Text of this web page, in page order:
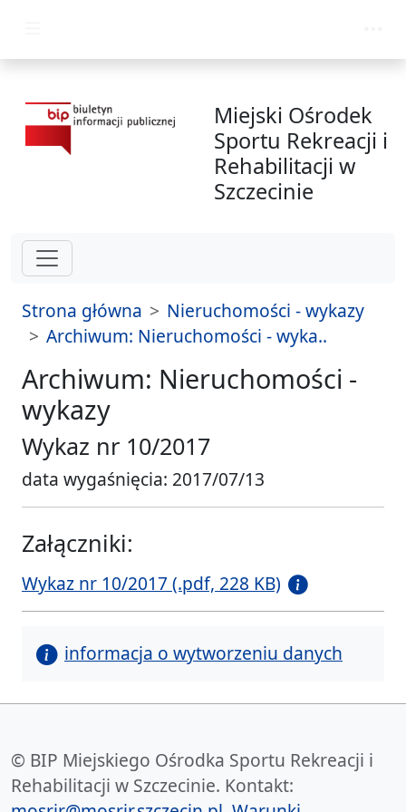
Miejski Ośrodek
Sportu Rekreacji i
Rehabilitacji w
Szczecinie
Strona główna
Nieruchomości - wykazy
Archiwum: Nieruchomości - wyka..
Archiwum: Nieruchomości -
wykazy
Wykaz nr 10/2017
data wygaśnięcia: 2017/07/13
Załączniki:
Wykaz nr 10/2017 (.pdf, 228 KB)
informacja o wytworzeniu danych
© BIP Miejskiego Ośrodka Sportu Rekreacji i
Rehabilitacji w Szczecinie. Kontakt: